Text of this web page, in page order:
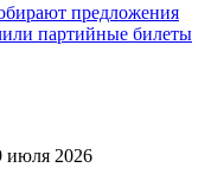
предложения
партийные билеты
июля 2026